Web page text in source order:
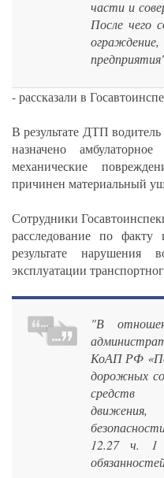
части и
После чего
- рассказали в
В результате ДТП
назначено
механические
причинен материальный
Сотрудники
расследование по
результате
эксплуатации
"В
КоАП РФ
дорожных
средств
движения,
12.27 ч. 1